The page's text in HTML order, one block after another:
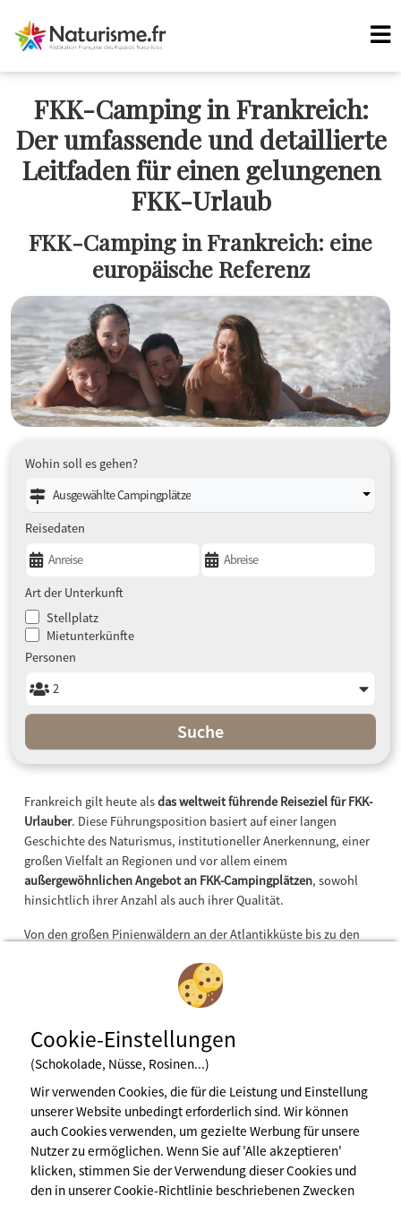
FKK-Camping in Frankreich:
Der umfassende und detaillierte
Leitfaden für einen gelungenen
FKK-Urlaub
FKK-Camping in Frankreich: eine
europäische Referenz
Wohin soll es gehen?
Ausgewählte Campingplätze
Reisedaten
Art der Unterkunft
Stellplatz
Mietunterkünfte
Personen
Suche
Frankreich gilt heute alsdas weltweit führende Reiseziel für FKK-
Urlauber. Diese Führungsposition basiert auf einer langen
Geschichte des Naturismus, institutioneller Anerkennung, einer
großen Vielfalt an Regionen und vor allem einem
außergewöhnlichen Angebot an FKK-Campingplätzen, sowohl
hinsichtlich ihrer Anzahl als auch ihrer Qualität.
Von den großen Pinienwäldern an der Atlantikküste bis zu den
Newsletter abonnieren
Impressum
Cookie-Einstellungen
(Schokolade, Nüsse, Rosinen...)
Wir verwenden Cookies, die für die Leistung und Einstellung
unserer Website unbedingt erforderlich sind. Wir können
auch Cookies verwenden, um gezielte Werbung für unsere
Nutzer zu ermöglichen. Wenn Sie auf 'Alle akzeptieren'
klicken, stimmen Sie der Verwendung dieser Cookies und
den in unserer Cookie-Richtlinie beschriebenen Zwecken